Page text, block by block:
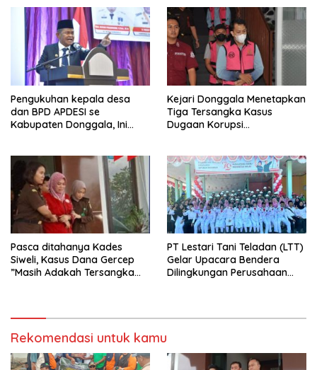
Pengukuhan kepala desa
dan BPD APDESI se
Kabupaten Donggala, Ini
Kejari Donggala Menetapkan
Tiga Tersangka Kasus
Dugaan Korupsi
Pasca ditahanya Kades
Siweli, Kasus Dana Gercep
”Masih Adakah Tersangka
PT Lestari Tani Teladan (LTT)
Gelar Upacara Bendera
Dilingkungan Perusahaan
Rekomendasi untuk kamu